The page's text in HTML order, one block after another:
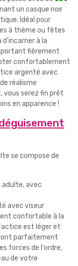
un casque noir
Idéal pour
à thème ou fêtes
à la
portant fièrement
confortablement
argenté avec
réalisme
vous serez fin prêt
en apparence !
se compose de
adulte, avec
avec viseur
confortable à la
est léger et
parfaitement
forces de l'ordre,
de votre